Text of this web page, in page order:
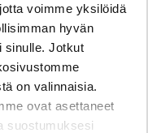
voimme yksilöidä
hyvän
sinulle. Jotkut
on valinnaisia.
ovat asettaneet
suostumuksesi